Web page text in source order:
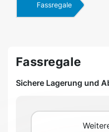
Fassregale
Fassregale
Sichere Lagerung und